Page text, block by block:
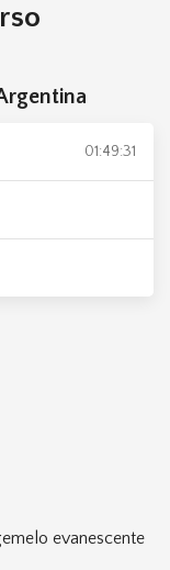
01:49:31
evanescente